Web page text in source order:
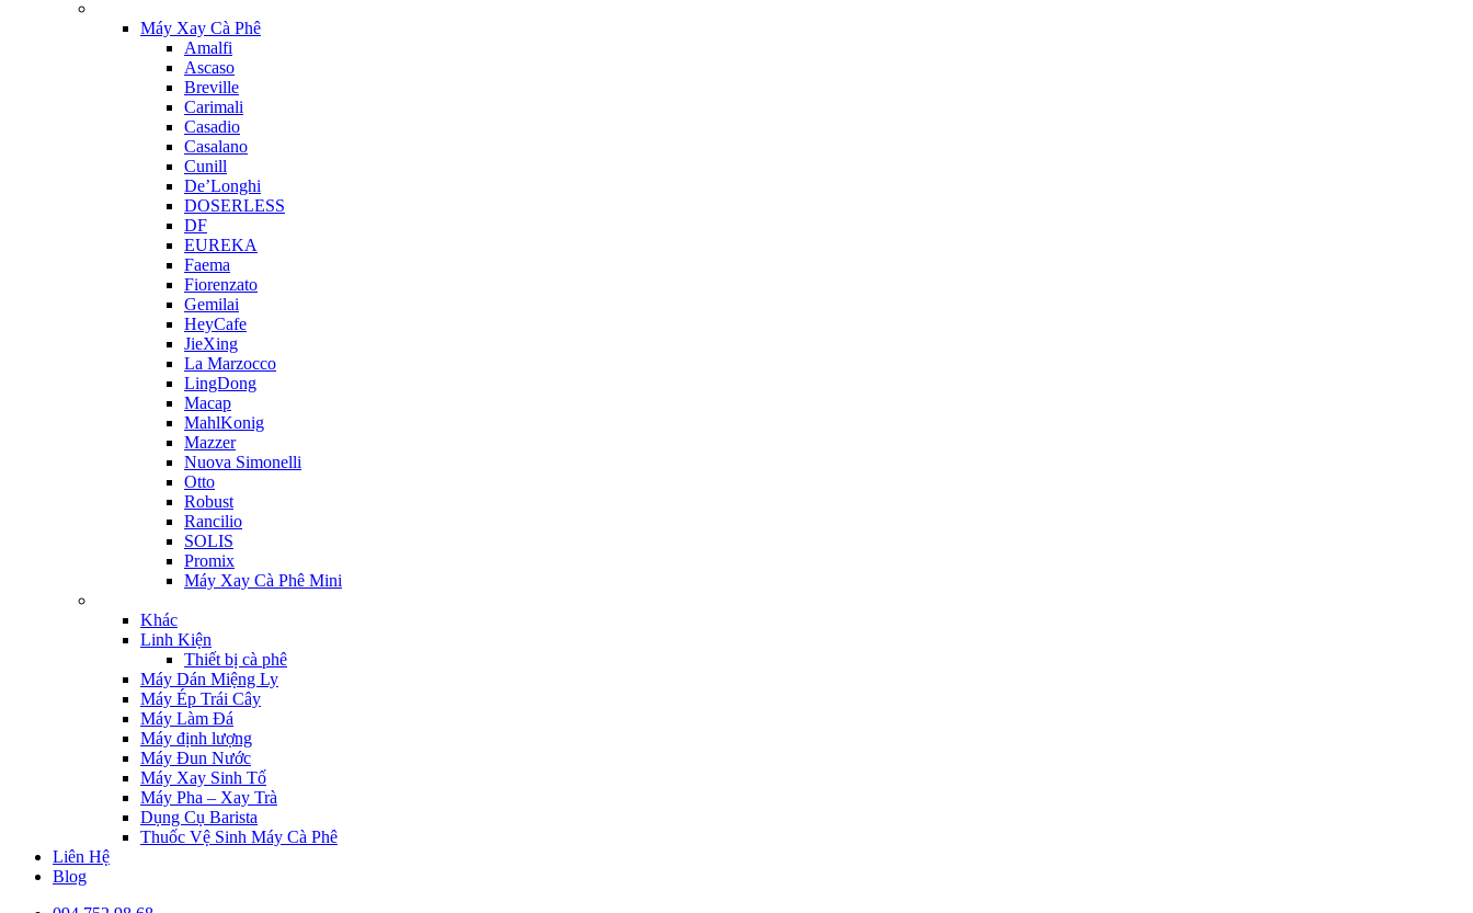
Máy Xay Cà Phê
Amalfi
Ascaso
Breville
Carimali
Casadio
Casalano
Cunill
De’Longhi
DOSERLESS
DF
EUREKA
Faema
Fiorenzato
Gemilai
HeyCafe
JieXing
La Marzocco
LingDong
Macap
MahlKonig
Mazzer
Nuova Simonelli
Otto
Robust
Rancilio
SOLIS
Promix
Máy Xay Cà Phê Mini
Khác
Linh Kiện
Thiết bị cà phê
Máy Dán Miệng Ly
Máy Ép Trái Cây
Máy Làm Đá
Máy định lượng
Máy Đun Nước
Máy Xay Sinh Tố
Máy Pha – Xay Trà
Dụng Cụ Barista
Thuốc Vệ Sinh Máy Cà Phê
Liên Hệ
Blog